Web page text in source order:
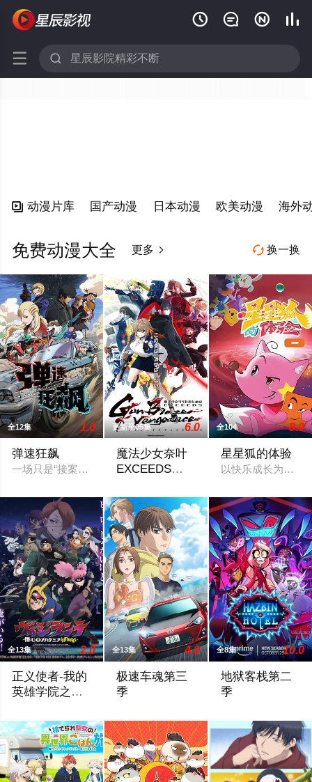
   
 
 动漫片库 国产动漫 日本动漫 欧美动漫 海外
 换一换
免费动漫大全 更多 
全12集 1.0
弹速狂飙
一场只是“接案偷东西”的任务，意外救下遭追杀的神秘少女。他
更新至05集 6.0
魔法少女奈叶
EXCEEDS
Vengeance
全104 8.0
星星狐的体验
以快乐成长为主题
全13集 2.0
正义使者-我的
英雄学院之非
全13集 4.0
极速车魂第三
季
全8集 10.0
地狱客栈第二
季